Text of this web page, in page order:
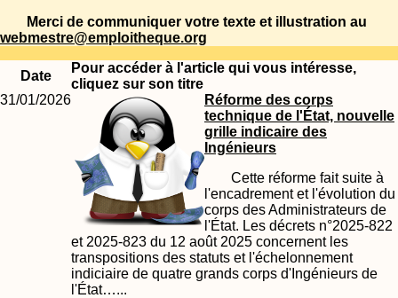
Merci de communiquer votre texte et illustration au
webmestre@emploitheque.org
Date
Pour accéder à l'article qui vous intéresse,
cliquez sur son titre
31/01/2026
Réforme des corps
technique de l'État, nouvelle
grille indicaire des
Ingénieurs
Cette réforme fait suite à
l'encadrement et l'évolution du
corps des Administrateurs de
l'État. Les décrets n°2025-822
et 2025-823 du 12 août 2025 concernent les
transpositions des statuts et l'échelonnement
indiciaire de quatre grands corps d'Ingénieurs de
l'État…...